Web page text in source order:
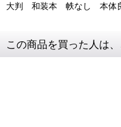
大判 和装本 帙なし 本体
この商品を買った人は